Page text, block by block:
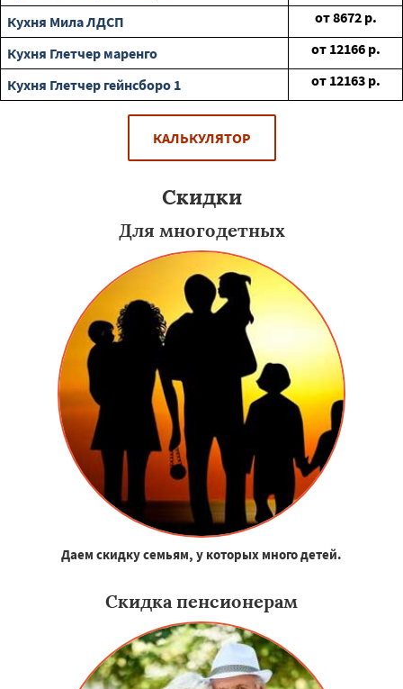
Кухня Мила ЛДСП
от8672 р.
Кухня Глетчер маренго
от 12166 р.
Кухня Глетчер гейнсборо 1
от 12163 р.
КАЛЬКУЛЯТОР
Скидки
Для многодетных
Даем скидку семьям, у которых много детей.
Скидка пенсионерам